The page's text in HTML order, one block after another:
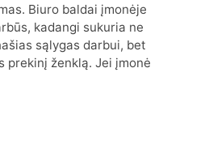
Biuro baldai įmonėje
kadangi sukuria ne
sąlygas darbui, bet
prekinį ženklą. Jei įmonė